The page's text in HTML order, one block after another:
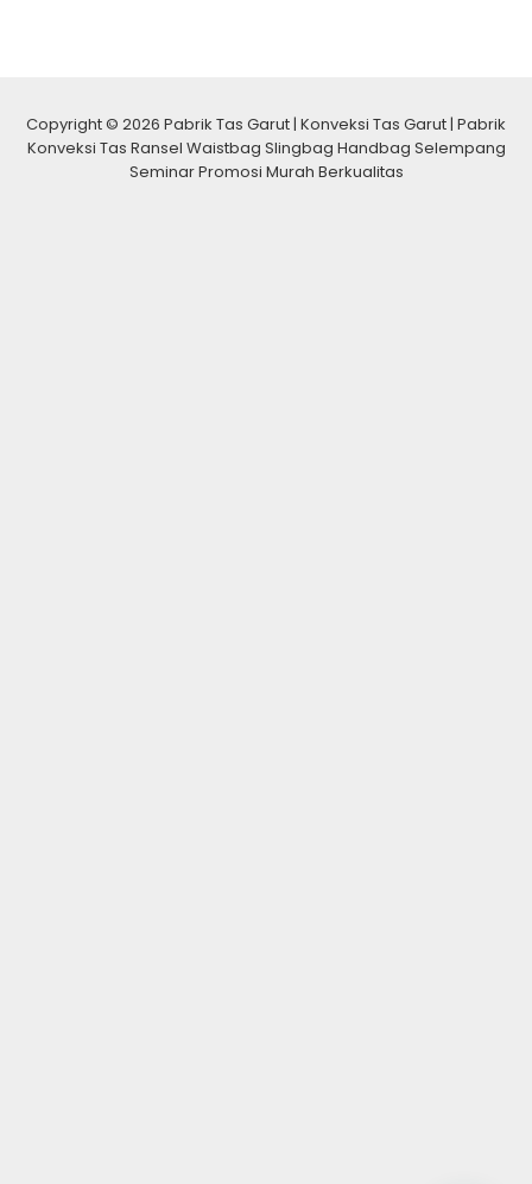
Copyright © 2026 Pabrik Tas Garut | Konveksi Tas Garut | Pabrik
Konveksi Tas Ransel Waistbag Slingbag Handbag Selempang
Seminar Promosi Murah Berkualitas